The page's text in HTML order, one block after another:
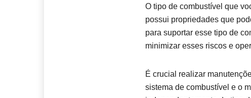
O tipo de combustível que
possui propriedades que
para suportar esse tipo de
minimizar esses riscos e
É crucial realizar
sistema de combustível e o